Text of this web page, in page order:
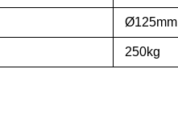
Ø125mm
250kg